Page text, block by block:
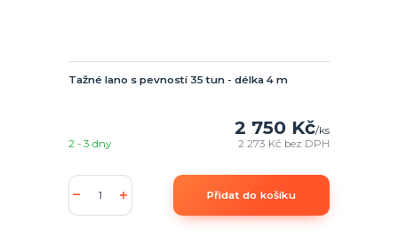
Tažné lano s pevností 35 tun - délka 4 m
2 750 Kč/ks
2 273 Kč bez DPH
2 - 3 dny
Přidat do košíku